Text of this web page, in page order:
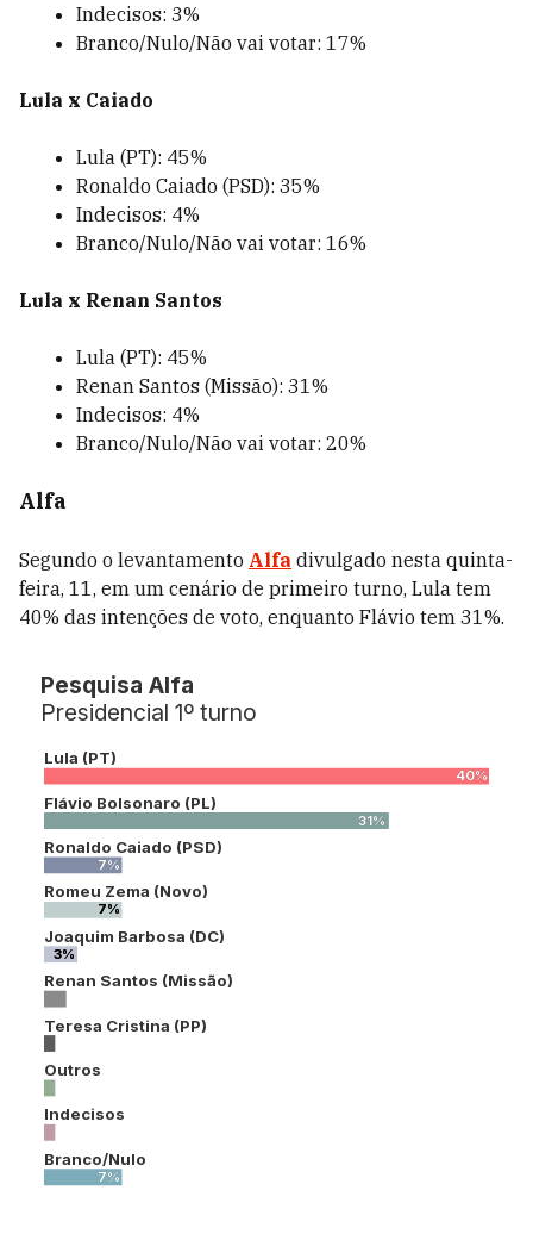
Indecisos: 3%
Branco/Nulo/Não vai votar: 17%
Lula x Caiado
Lula (PT): 45%
Ronaldo Caiado (PSD): 35%
Indecisos: 4%
Branco/Nulo/Não vai votar: 16%
Lula x Renan Santos
Lula (PT): 45%
Renan Santos (Missão): 31%
Indecisos: 4%
Branco/Nulo/Não vai votar: 20%
Alfa
Segundo o levantamento Alfa divulgado nesta quinta-
feira, 11, em um cenário de primeiro turno, Lula tem
40% das intenções de voto, enquanto Flávio tem 31%.